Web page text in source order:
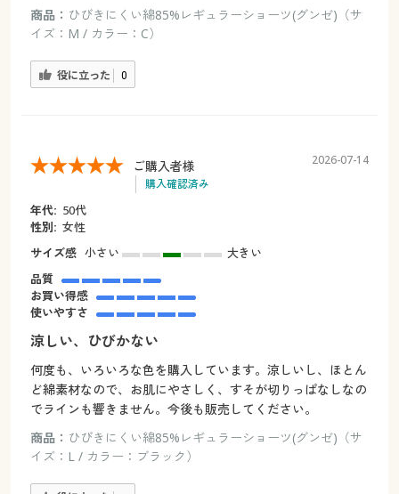
商品： ひびきにくい綿85%レギュラーショーツ(グンゼ)（サ
イズ：M / カラー：C）
役に立った 0
ご購入者様
購入確認済み
2026-07-14
年代: 50代
性別: 女性
サイズ感 小さい
大きい
品質
お買い得感
使いやすさ
涼しい、ひびかない
何度も、いろいろな色を購入しています。涼しいし、ほとん
ど綿素材なので、お肌にやさしく、すそが切りっぱなしなの
でラインも響きません。今後も販売してください。
商品： ひびきにくい綿85%レギュラーショーツ(グンゼ)（サ
イズ：L / カラー：ブラック）